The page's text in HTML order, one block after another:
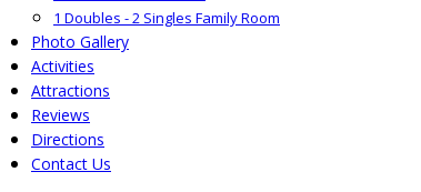
1 Doubles - 2 Singles Family Room
Photo Gallery
Activities
Attractions
Reviews
Directions
Contact Us